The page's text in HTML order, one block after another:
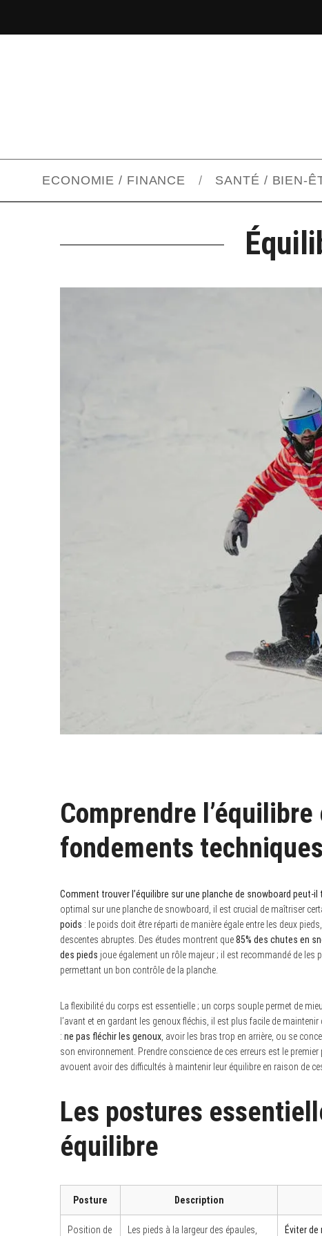
ECONOMIE / FINANCE SANTÉ / BIEN-
Comprendre
fondements techniques
Comment trouver l’équilibre sur une planche de snowboard peut-
optimal sur une planche de snowboard, il est crucial de maîtriser
poids : le poids doit être réparti de manière égale entre les deux
descentes abruptes. Des études montrent que85% des chutes en
des pieds joue également un rôle majeur ; il est recommandé de les
permettant un bon contrôle de la planche.
La flexibilité du corps est essentielle ; un corps souple permet de
l’avant et en gardant les genoux fléchis, il est plus facile de
: ne pas fléchir les genoux , avoir les bras trop en arrière, ou se
son environnement. Prendre conscience de ces erreurs est le
avouent avoir des difficultés à maintenir leur équilibre en raison de
Les postures
équilibre
Posture Description
Position de
Les pieds à la largeur des épaules,
Éviter de